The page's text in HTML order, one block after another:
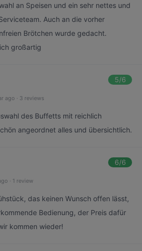
an Speisen und ein sehr nettes und
Auch an die vorher
Brötchen wurde gedacht.
großartig
5/6
ago · 3 reviews
des Buffetts mit reichlich
angeordnet alles und übersichtlich.
6/6
· 1 review
das keinen Wunsch offen lässt,
Bedienung, der Preis dafür
kommen wieder!